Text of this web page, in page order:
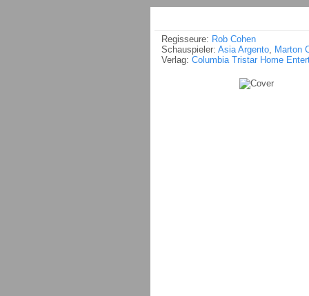
Regisseure: Rob Cohen
Schauspieler: Asia Argento, Marton
Verlag: Columbia Tristar Home